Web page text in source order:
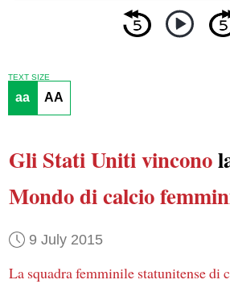
TEXT SIZE
aa AA
Gli Stati Uniti vincono
Mondo di calcio
9 July 2015
La squadra femminile statunitense di